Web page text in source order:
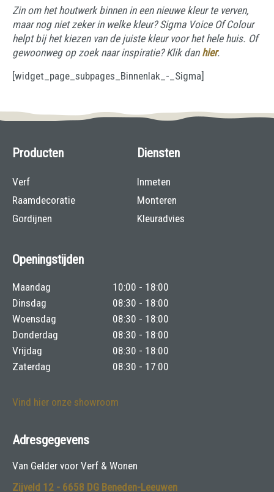
Zin om het houtwerk binnen in een nieuwe kleur te verven,
maar nog niet zeker in welke kleur? Sigma Voice Of Colour
helpt bij het kiezen van de juiste kleur voor het hele huis. Of
gewoonweg op zoek naar inspiratie? Klik dan hier.
[widget_page_subpages_Binnenlak_-_Sigma]
Producten
Verf
Raamdecoratie
Gordijnen
Diensten
Inmeten
Monteren
Kleuradvies
Openingstijden
Maandag
10:00 - 18:00
Dinsdag
08:30 - 18:00
Woensdag
08:30 - 18:00
Donderdag
08:30 - 18:00
Vrijdag
08:30 - 18:00
Zaterdag
08:30 - 17:00
Vind hier onze showroom
Adresgegevens
Van Gelder voor Verf & Wonen
Zijveld 12 - 6658 DG Beneden-Leeuwen